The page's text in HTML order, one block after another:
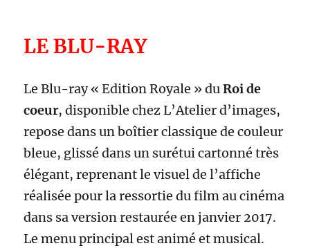
LE BLU-RAY
Le Blu-ray « Edition Royale » duRoi de
coeur, disponible chez L’Atelier d’images,
repose dans un boîtier classique de couleur
bleue, glissé dans un surétui cartonné très
élégant, reprenant le visuel de l’affiche
réalisée pour la ressortie du film au cinéma
dans sa version restaurée en janvier 2017.
Le menu principal est animé et musical.